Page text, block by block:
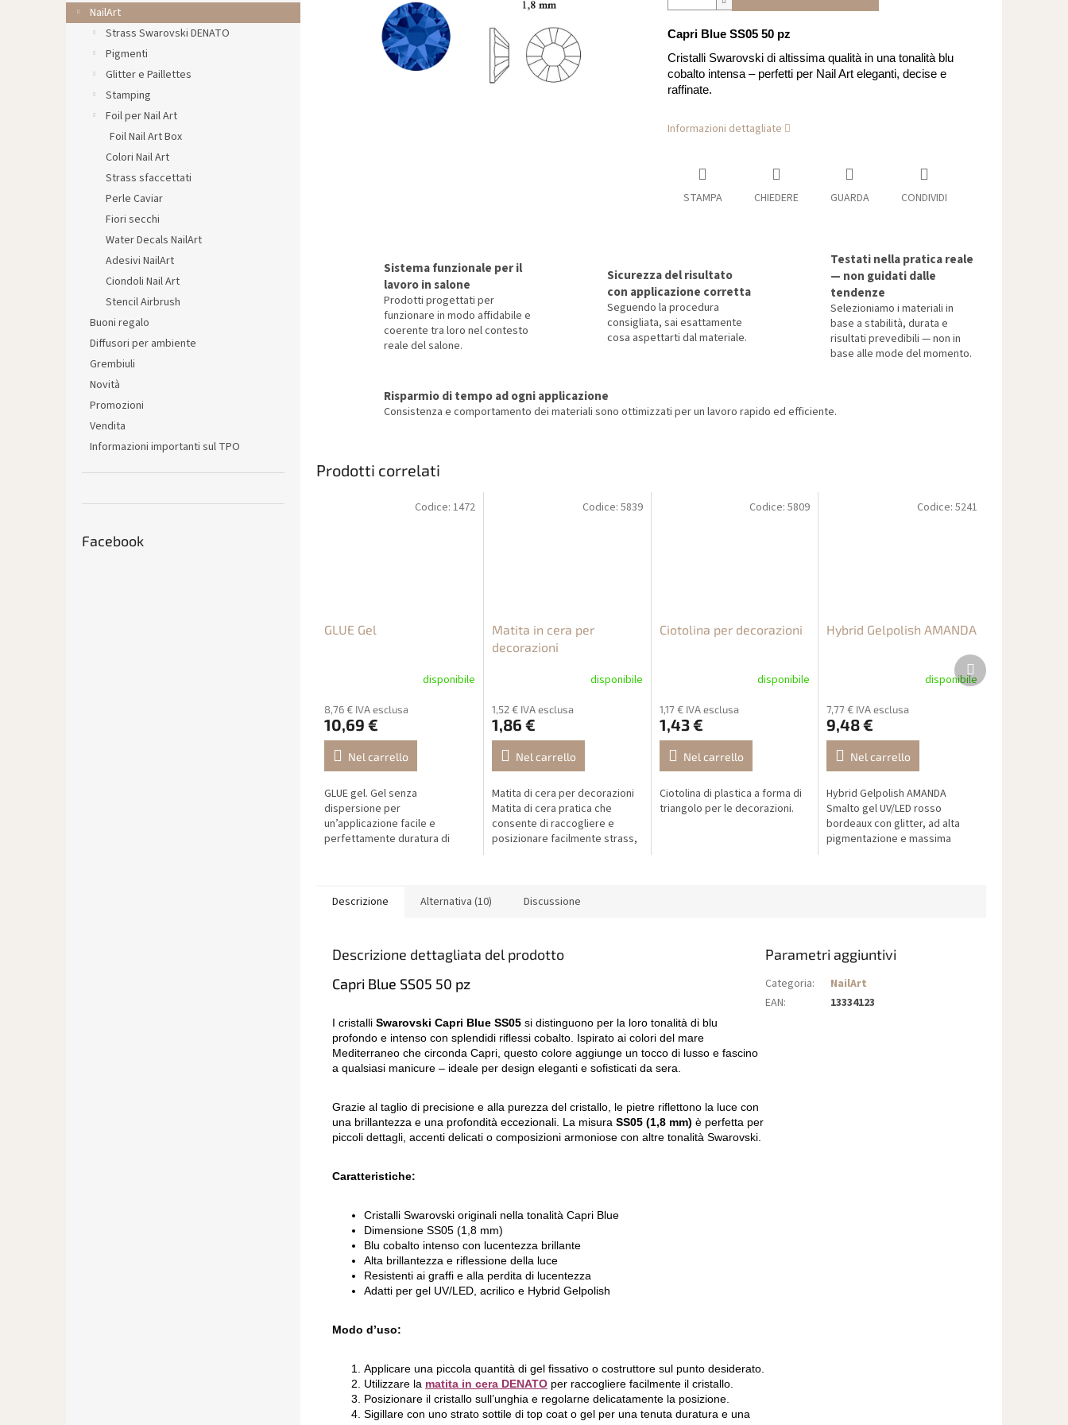
l
e
NailArt
Strass Swarovski DENATO
Pigmenti
Glitter e Paillettes
Stamping
Foil per Nail Art
Foil Nail Art Box
Colori Nail Art
Strass sfaccettati
Perle Caviar
Fiori secchi
Water Decals NailArt
Adesivi NailArt
Ciondoli Nail Art
Stencil Airbrush
Buoni regalo
Diffusori per ambiente
Grembiuli
Novità
Promozioni
Vendita
Informazioni importanti sul TPO
Facebook
Capri Blue SS05 50 pz
Cristalli Swarovski di altissima qualità in una tonalità blu
cobalto intensa – perfetti per Nail Art eleganti, decise e
raffinate.
Informazioni dettagliate
STAMPA CHIEDERE GUARDA CONDIVIDI
Sistema funzionale per il
lavoro in salone
Prodotti progettati per
funzionare in modo affidabile e
coerente tra loro nel contesto
reale del salone.
Sicurezza del risultato
con applicazione corretta
Seguendo la procedura
consigliata, sai esattamente
cosa aspettarti dal materiale.
Testati nella pratica reale
— non guidati dalle
tendenze
Selezioniamo i materiali in
base a stabilità, durata e
risultati prevedibili — non in
base alle mode del momento.
Risparmio di tempo ad ogni applicazione
Consistenza e comportamento dei materiali sono ottimizzati per un lavoro rapido ed efficiente.
Prodotti correlati
GLUE Gel
disponibile
8,76 € IVA esclusa
10,69 €
Nel carrello
GLUE gel. Gel senza
dispersione per
un’applicazione facile e
perfettamente duratura di
Codice: 1472
Matita in cera per
decorazioni
disponibile
1,52 € IVA esclusa
1,86 €
Nel carrello
Matita di cera per decorazioni
Matita di cera pratica che
consente di raccogliere e
posizionare facilmente strass,
Codice: 5839
Ciotolina per decorazioni
disponibile
1,17 € IVA esclusa
1,43 €
Nel carrello
Ciotolina di plastica a forma di
triangolo per le decorazioni.
Codice:5809
Hybrid Gelpolish AMANDA
disponibile
7,77 € IVA esclusa
9,48 €
Nel carrello
Hybrid Gelpolish AMANDA
Smalto gel UV/LED rosso
bordeaux con glitter, ad alta
pigmentazione e massima
Codice: 5241
Prodotto
successivo
Descrizione Alternativa (10) Discussione
Descrizione dettagliata del prodotto
Capri Blue SS05 50 pz
I cristalli Swarovski Capri Blue SS05 si distinguono per la loro tonalità di blu
profondo e intenso con splendidi riflessi cobalto. Ispirato ai colori del mare
Mediterraneo che circonda Capri, questo colore aggiunge un tocco di lusso e fascino
a qualsiasi manicure – ideale per design eleganti e sofisticati da sera.
Grazie al taglio di precisione e alla purezza del cristallo, le pietre riflettono la luce con
una brillantezza e una profondità eccezionali. La misura SS05 (1,8 mm) è perfetta per
piccoli dettagli, accenti delicati o composizioni armoniose con altre tonalità Swarovski.
Caratteristiche:
Cristalli Swarovski originali nella tonalità Capri Blue
Dimensione SS05 (1,8 mm)
Blu cobalto intenso con lucentezza brillante
Alta brillantezza e riflessione della luce
Resistenti ai graffi e alla perdita di lucentezza
Adatti per gel UV/LED, acrilico e Hybrid Gelpolish
Modo d’uso:
Applicare una piccola quantità di gel fissativo o costruttore sul punto desiderato.
Utilizzare la matita in cera DENATO per raccogliere facilmente il cristallo.
Posizionare il cristallo sull’unghia e regolarne delicatamente la posizione.
Sigillare con uno strato sottile di top coat o gel per una tenuta duratura e una
Parametri aggiuntivi
Categoria:
NailArt
EAN: 13334123